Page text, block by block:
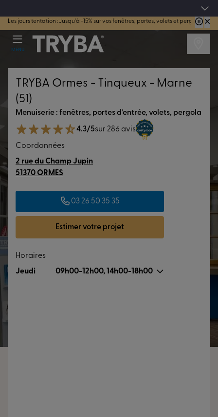
Les jours tentation : Jusqu'à -15% sur vos fenêtres, portes, volets et pergolas
MENU
TRYBA Ormes - Tinqueux - Marne
(51)
Menuiserie : fenêtres, portes d’entrée, volets, pergola
4.3/5sur 286 avis
Coordonnées
2 rue du Champ Jupin
51370 ORMES
03 26 50 35 35
Estimer votre projet
Horaires
Jeudi
09h00-12h00, 14h00-18h00